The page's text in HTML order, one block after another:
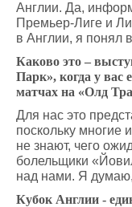
Англии. Да,
Премьер-Лиге и
в Англии, я понял
Каково это –
Парк», когда у
матчах на «Олд
Для нас это
поскольку многие
не знают, чего
болельщики
над нами. Я
Кубок Англии -